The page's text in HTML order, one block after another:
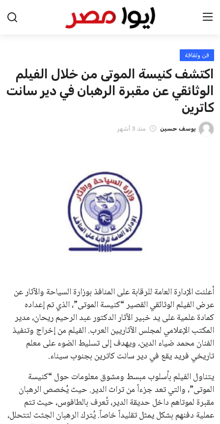
الرئيسية
اخبار مصر
عرب وعالم
اقتصاد
محافظات
فن وثقافة
اكتشف كنيسة الموتى من خلال الفيلم
الوثائقي عن مقبرة الرهبان في دير سانت
كاترين
يوسف حسين منذ 3 أشهر
أعلنت الإدارة العامة للرقابة على المنافذ بوزارة السياحة والآثار عن
عرض الفيلم الوثائقي القصير “كنيسة الموتى”، الذي تم إعداده
كمادة علمية على يد خبير الآثار الدكتور عبد الرحيم ريحان، مدير
المكتب الإعلامي لمجلس الآثاريين العرب. الفيلم من إخراج وتنفيذ
الفنان محمد ضياء الدين، ويهدف إلى تسليط الضوء على معلم
تاريخي فريد يقع في دير سانت كاترين بجنوب سيناء.
يتناول الفيلم بأسلوب مبسط ومشوق معلومات حول “كنيسة
الموتى”، والتي تعد جزءاً من تراث الدير. حيث يُخصص الرهبان
مقبرة لموتاهم داخل حديقة الدير، تُعرف بالطافوس، حيث تتم
عملية دفنهم بشكل يمثل تقليداً خاصاً. يُترك الرهبان الجثث لتتحلل،